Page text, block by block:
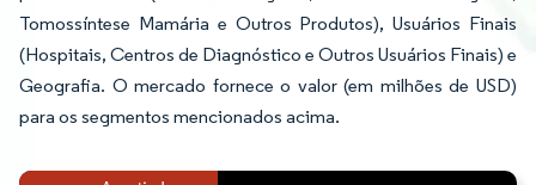
Tomossíntese Mamária e Outros Produtos), Usuários Finais
(Hospitais, Centros de Diagnóstico e Outros Usuários Finais) e
Geografia. O mercado fornece o valor (em milhões de USD)
para os segmentos mencionados acima.